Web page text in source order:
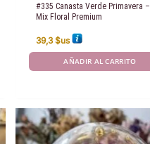
#335 Canasta Verde Primavera –
Mix Floral Premium
39,3$us
AÑADIR AL CARRITO